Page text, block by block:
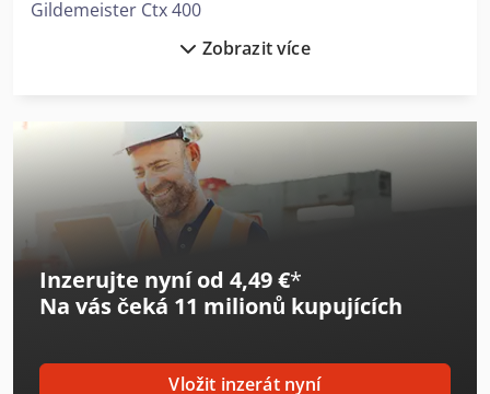
Gildemeister Ctx 400
Gildemeister Ctx 420 Linear
Gildemeister Ctx 500
Gildemeister Gac 42
Gildemeister Nef 320
Gildemeister Nef 320 K
Gildemeister Nef 400
Gildemeister Nef 520
Zobrazit více
Inzerujte nyní od 4,49 €*
Na vás čeká 11 milionů kupujících
Vložit inzerát nyní